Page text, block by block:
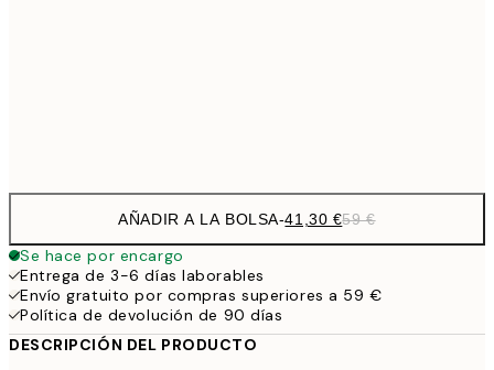
AÑADIR A LA BOLSA-41,30 €59 €
Se hace por encargo
Entrega de 3-6 días laborables
Envío gratuito por compras superiores a 59 €
Política de devolución de 90 días
DESCRIPCIÓN DEL PRODUCTO